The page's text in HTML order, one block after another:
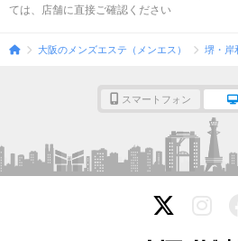
ては、店舗に直接ご確認ください
大阪のメンズエステ（メンエス） 堺・岸
スマートフォン